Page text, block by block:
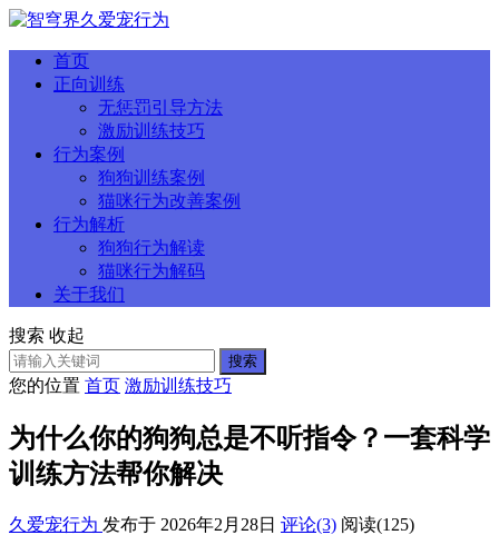
首页
正向训练
无惩罚引导方法
激励训练技巧
行为案例
狗狗训练案例
猫咪行为改善案例
行为解析
狗狗行为解读
猫咪行为解码
关于我们
搜索 收起
搜索
您的位置 首页 激励训练技巧
为什么你的狗狗总是不听指令？一套科学
训练方法帮你解决
久爱宠行为 发布于 2026年2月28日 评论(3) 阅读(125)